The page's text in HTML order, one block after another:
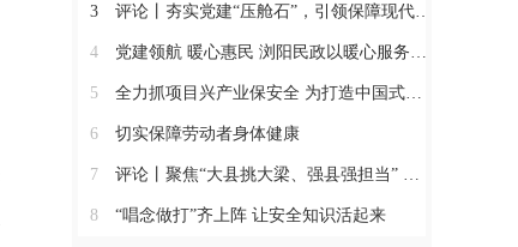
3 评论丨夯实党建“压舱石”，引领保障现代化建设新征程
4 党建领航 暖心惠民 浏阳民政以暖心服务书写惠民答卷
5 全力抓项目兴产业保安全 为打造中国式现代化县域示范作出更大贡献
6 切实保障劳动者身体健康
7 评论丨聚焦“大县挑大梁、强县强担当” 保持定力真抓实干奋发作为
8 “唱念做打”齐上阵 让安全知识活起来